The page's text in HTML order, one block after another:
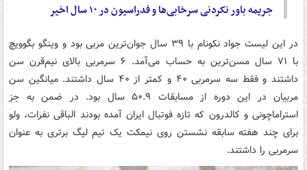
جریمه باور نکردنی سرخابی‌ها و فدراسیون در ۱۰ سال اخیر
در این لیست جواد نکونام با ۳۹ سال جوان‌ترین مربی بود و وینگو بگوویچ
با ۷۱ سال مسن‌ترین به حساب می‌آمد. ۶ سرمربی بالای نیم‌قرن سن
داشتند و فقط سه سرمربی ۴۰ و کمتر از ۴۰ سال داشتند. میانگین سن
مربیان در این دوره از مسابقات ۵۰.۹ سال بود. در ضمن به جز
استراماچونی و کالدرون که تازه فوتبال ایران آمده بودند الباقی نفرات، ولو
برای چند هفته سابقه نشستن روی نیمکت یک تیم لیگ برتری به عنوان
سرمربی را داشتند.